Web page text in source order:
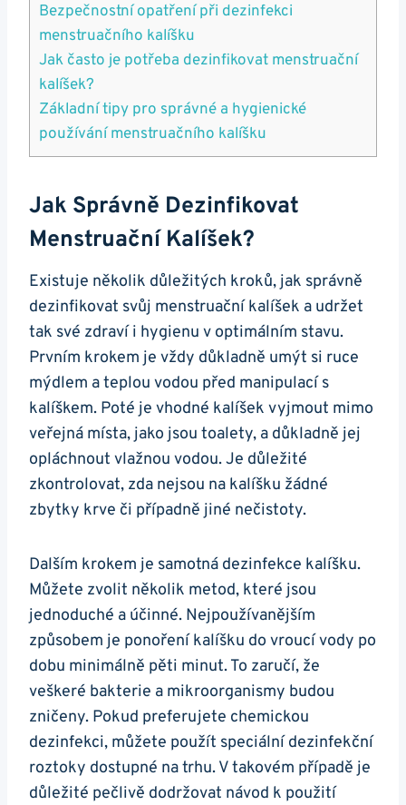
Bezpečnostní opatření při dezinfekci
menstruačního kalíšku
Jak často je potřeba dezinfikovat menstruační
kalíšek?
Základní tipy pro správné a hygienické
používání menstruačního kalíšku
Jak Správně Dezinfikovat
Menstruační Kalíšek?
Existuje několik důležitých kroků, jak správně
dezinfikovat svůj menstruační kalíšek a udržet
tak své zdraví i hygienu v optimálním stavu.
Prvním krokem je vždy důkladně umýt si ruce
mýdlem a teplou vodou před manipulací s
kalíškem. Poté je vhodné kalíšek vyjmout mimo
veřejná místa, jako jsou toalety, a důkladně jej
opláchnout vlažnou vodou. Je důležité
zkontrolovat, zda nejsou na kalíšku žádné
zbytky krve či případně jiné nečistoty.
Dalším krokem je samotná dezinfekce kalíšku.
Můžete zvolit několik metod, které jsou
jednoduché a účinné. Nejpoužívanějším
způsobem je ponoření kalíšku do vroucí vody po
dobu minimálně pěti minut. To zaručí, že
veškeré bakterie a mikroorganismy budou
zničeny. Pokud preferujete chemickou
dezinfekci, můžete použít speciální dezinfekční
roztoky dostupné na trhu. V takovém případě je
důležité pečlivě dodržovat návod k použití